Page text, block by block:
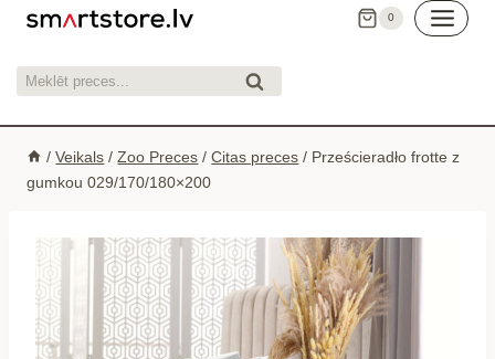
Skip
content
0
Meklēt: Meklēt
/ Veikals / Zoo Preces / Citas preces / Prześcieradło frotte z
gumkou 029/170/180×200